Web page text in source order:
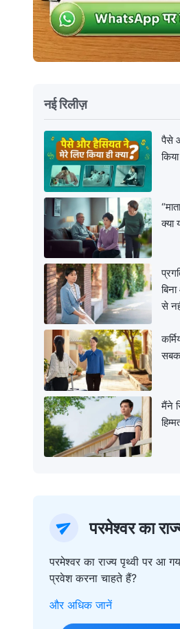
नई रिलीज़
पैसे
क्या
से
मैंने
परमेश्वर का
परमेश्वर का राज्य पृथ्वी पर आ
प्रवेश करना चाहते हैं?
और अधिक जानें